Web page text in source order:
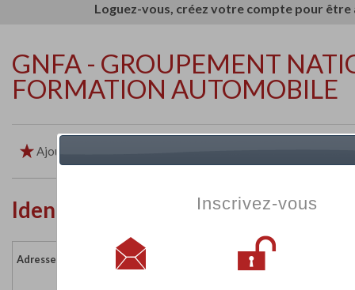
Loguez-vous, créez votre compte pour
GNFA - GROUPEMENT
FORMATION AUTOMOBILE
Ajouter aux favoris
Identité de l'établissement
Adresse :
866 avenue du Maréchal Juin
Inscrivez-vous